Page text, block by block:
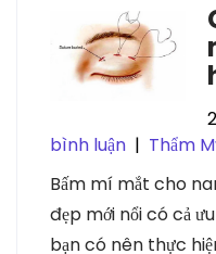
bình luận | Thẩm
Bấm mí mắt cho
đẹp mới nổi có cả
bạn có nên thực